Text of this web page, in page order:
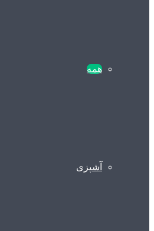
همه
آشپزی